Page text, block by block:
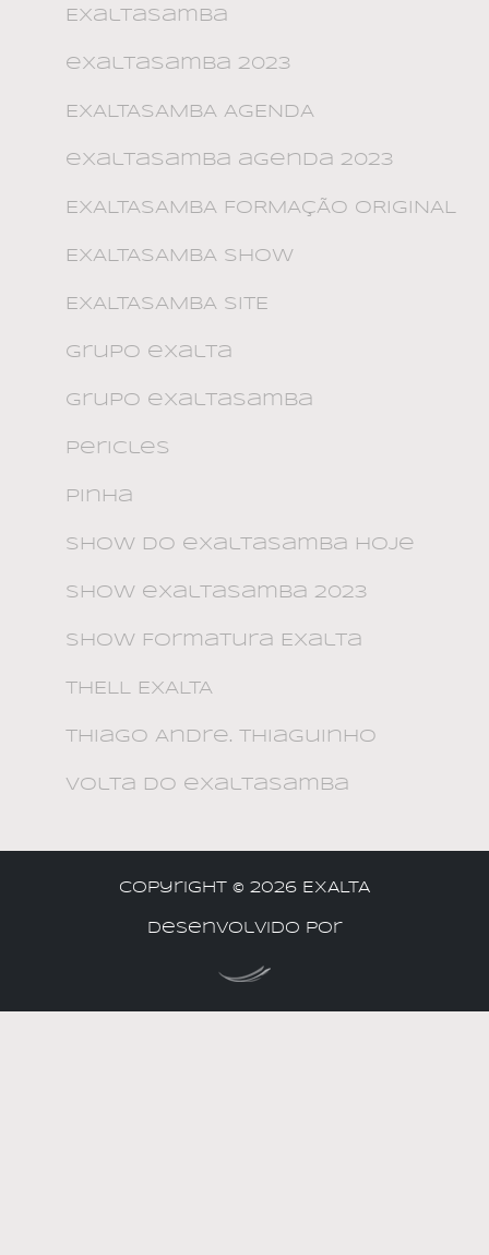
ExaltaSamba
exaltasamba 2023
EXALTASAMBA AGENDA
exaltasamba agenda 2023
EXALTASAMBA FORMAÇÃO ORIGINAL
EXALTASAMBA SHOW
EXALTASAMBA SITE
grupo exalta
grupo exaltasamba
pericles
Pinha
show do exaltasamba hoje
show exaltasamba 2023
Show Formatura Exalta
THELL EXALTA
Thiago Andre. Thiaguinho
volta do exaltasamba
Copyright © 2026 EXALTA
Desenvolvido por